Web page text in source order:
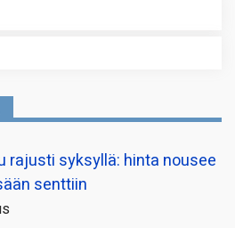
rajusti syksyllä: hinta nousee
senttiin